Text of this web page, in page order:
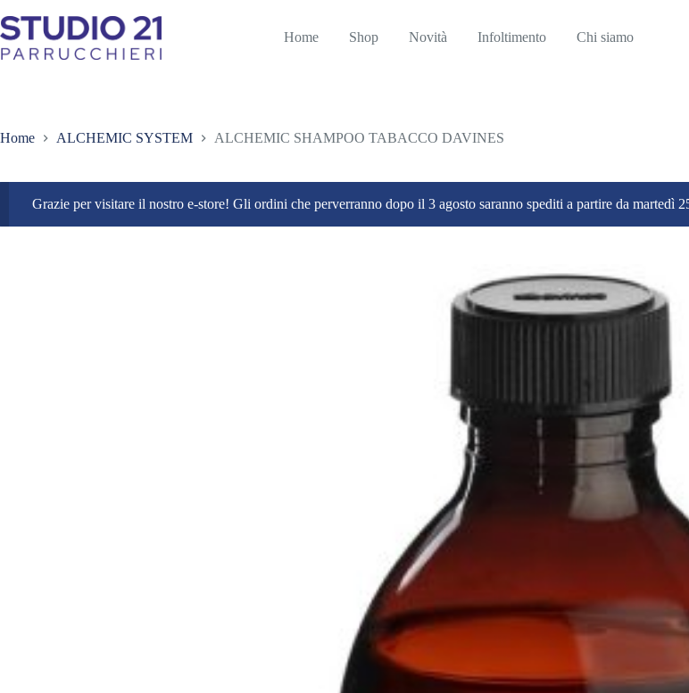
al
contenuto
Home Shop Novità Infoltimento Chi siamo
Home ALCHEMIC SYSTEM ALCHEMIC SHAMPOO TABACCO DAVINES
Grazie per visitare il nostro e-store! Gli ordini che perverranno dopo il 3 agosto saranno spediti a partire da martedì